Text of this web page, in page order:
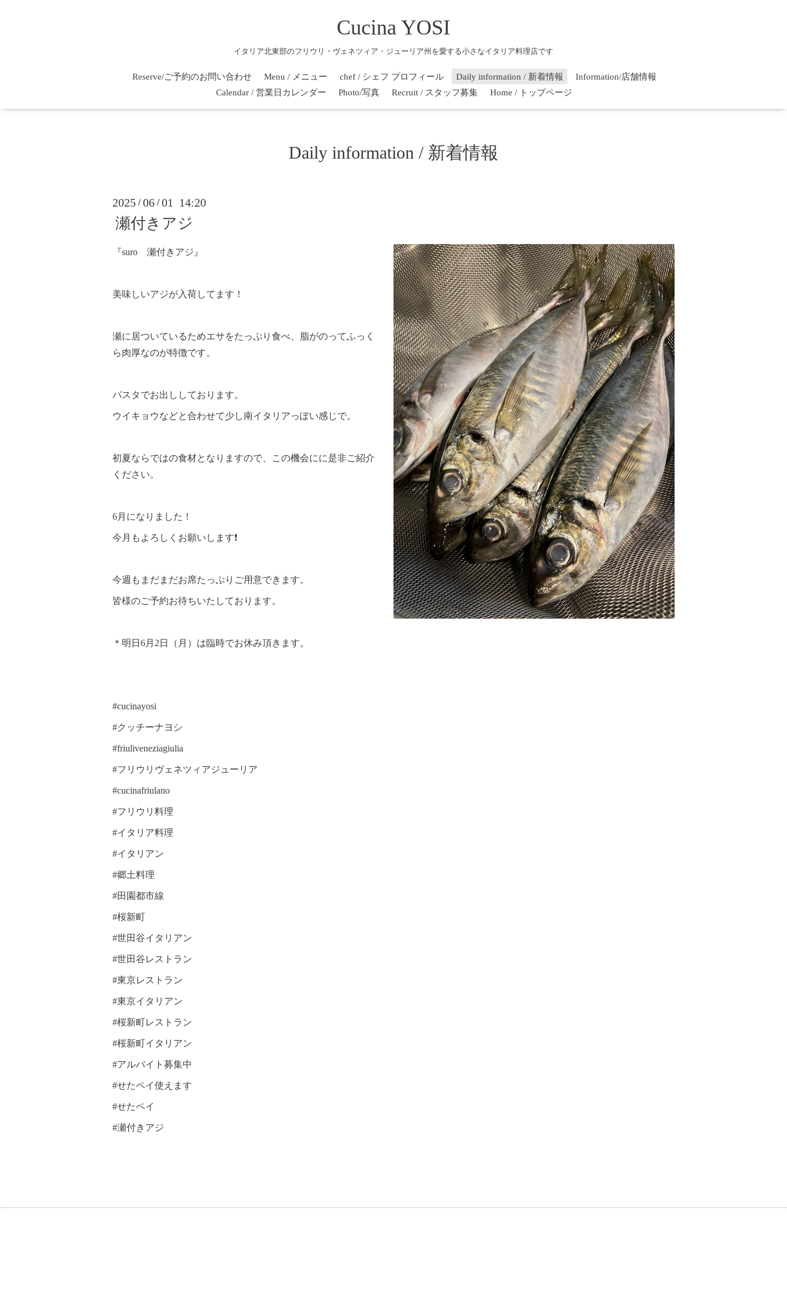
Cucina YOSI
イタリア北東部のフリウリ・ヴェネツィア・ジューリア州を愛する小さなイタリア料理店です
Reserve/ご予約のお問い合わせ Menu / メニュー chef / シェフ プロフィール Daily information / 新着情報
Information/店舗情報
Calendar / 営業日カレンダー
Photo/写真 Recruit / スタッフ募集 Home / トップページ
Daily information / 新着情報
2025 /06 /01 14:20
瀬付きアジ
『suro 瀬付きアジ』
美味しいアジが入荷してます！
瀬に居ついているためエサをたっぷり食べ、脂がのってふっく
ら肉厚なのが特徴です。
パスタでお出ししております。
ウイキョウなどと合わせて少し南イタリアっぽい感じで。
初夏ならではの食材となりますので、この機会にに是非ご紹介
ください。
6月になりました！
今月もよろしくお願いします❗️
今週もまだまだお席たっぷりご用意できます。
皆様のご予約お待ちいたしております。
＊明日6月2日（月）は臨時でお休み頂きます。
#cucinayosi
#クッチーナヨシ
#friuliveneziagiulia
#フリウリヴェネツィアジューリア
#cucinafriulano
#フリウリ料理
#イタリア料理
#イタリアン
#郷土料理
#田園都市線
#桜新町
#世田谷イタリアン
#世田谷レストラン
#東京レストラン
#東京イタリアン
#桜新町レストラン
#桜新町イタリアン
#アルバイト募集中
#せたペイ使えます
#せたペイ
#瀬付きアジ